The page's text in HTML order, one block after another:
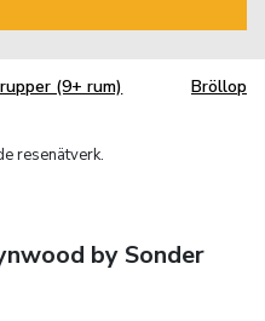
(9+ rum) Bröllop
resenätverk.
by Sonder